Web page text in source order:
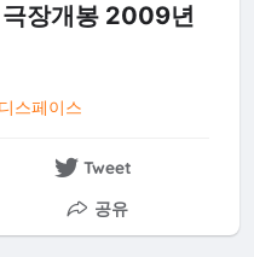
장개봉 2009년
스페이스
Tweet
공유